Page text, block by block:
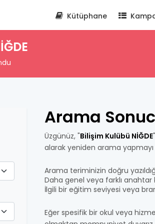
Kütüphane
Arama
Üzgünüz, "Bilişim Kulübü NİĞDE
alarak yeniden arama
Arama teriminizin doğru
Daha genel veya farklı anahtar
İlgili bir eğitim seviyesi veya
Eğer spesifik bir okul veya